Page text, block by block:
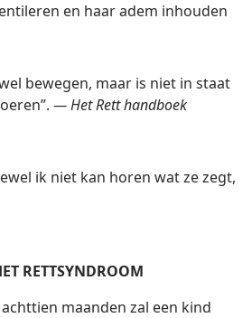
en haar adem inhouden
bewegen, maar is niet in staat
— Het Rett handboek
ik niet kan horen wat ze zegt,
RETTSYNDROOM
maanden zal een kind